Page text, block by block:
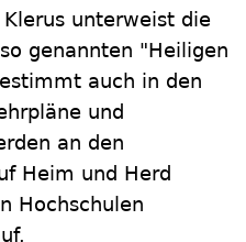
unterweist die
genannten "Heiligen
auch in den
und
an den
Heim und Herd
Hochschulen